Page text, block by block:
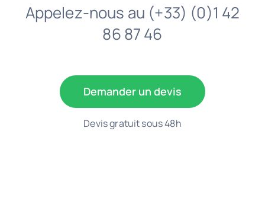
Appelez-nous au (+33) (0)1 42
86 87 46
Demander un devis
Devis gratuit sous 48h